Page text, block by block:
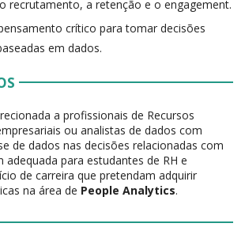
recrutamento, a retenção e o engagement.
crítico para tomar decisões
em dados.
a profissionais de Recursos
ou analistas de dados com
de dados nas decisões relacionadas com
adequada para estudantes de RH e
de carreira que pretendam adquirir
na área de People Analytics.